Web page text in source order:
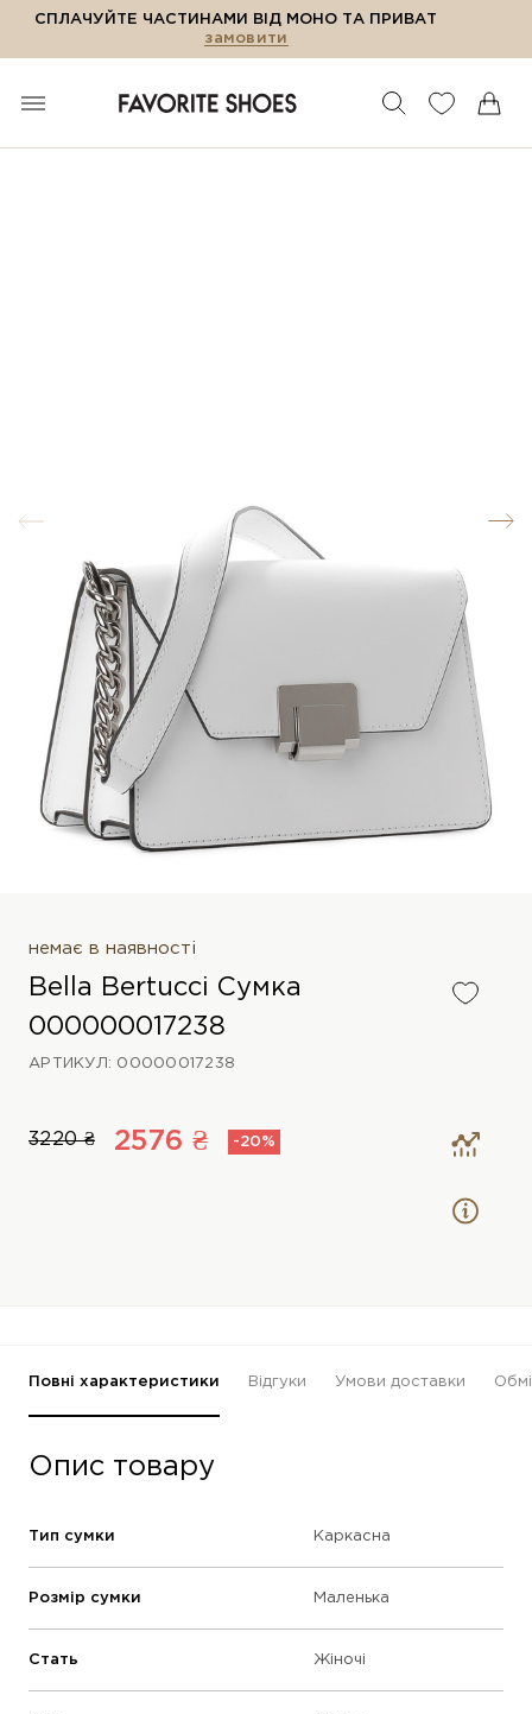
СПЛАЧУЙТЕ ЧАСТИНАМИ ВІД МОНО ТА ПРИВАТ
замовити
немає в наявності
Bella Bertucci Сумка
000000017238
АРТИКУЛ: 00000017238
3220 ₴ 2576 ₴ -20%
Повні характеристики Відгуки Умови доставки
Опис товару
Тип сумки Каркасна
Розмір сумки Маленька
Стать Жіночі